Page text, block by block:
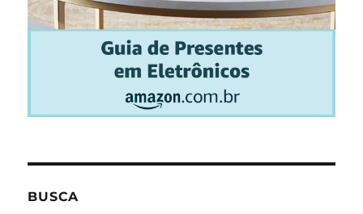
BUSCA